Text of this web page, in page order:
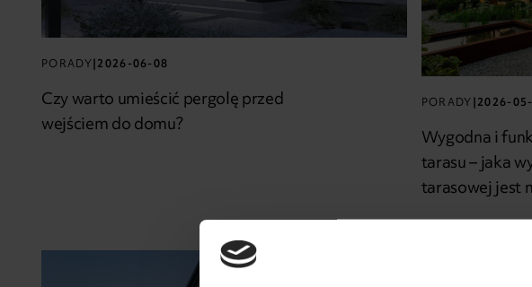
PORADY 2026-06-08
Czy warto umieścić pergolę przed
wejściem do domu?
PORADY|2026-
Wygodna i
tarasu – jaka
tarasowej jest